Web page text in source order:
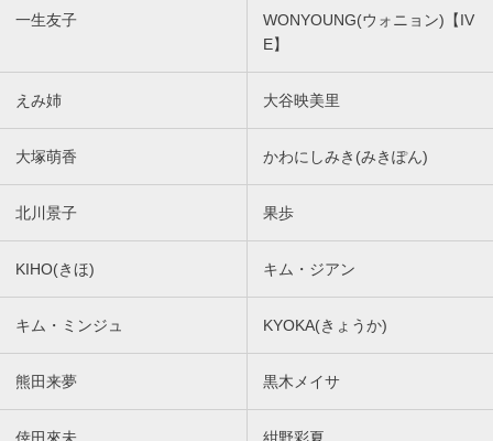
一生友子
WONYOUNG(ウォニョン)【IV
E】
えみ姉 大谷映美里
大塚萌香 かわにしみき(みきぽん)
北川景子 果歩
KIHO(きほ) キム・ジアン
キム・ミンジュ KYOKA(きょうか)
熊田来夢 黒木メイサ
倖田來未 紺野彩夏